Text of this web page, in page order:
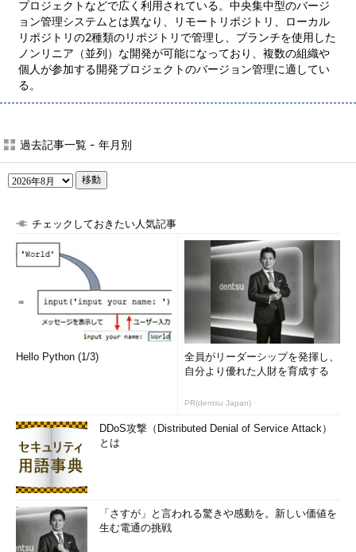
プロジェクトなどで広く利用されている。中央集中型のバージ
ョン管理システムとは異なり、リモートリポジトリ、ローカル
リポジトリの2種類のリポジトリで管理し、ブランチを使用した
ノンリニア（並列）な開発が可能になっており、複数の組織や
個人が参加する開発プロジェクトのバージョン管理に適してい
る。
過去記事一覧 - 年月別
移動
チェックしておきたい人気記事
Hello Python (1/3)
全員がリーダーシップを発揮し、
自分より優れた人財を育成する
PR(dentsu Japan)
DDoS攻撃（Distributed Denial of Service Attack）
とは
「さすが」と言われる驚きや感動を。新しい価値を
生む電通の挑戦